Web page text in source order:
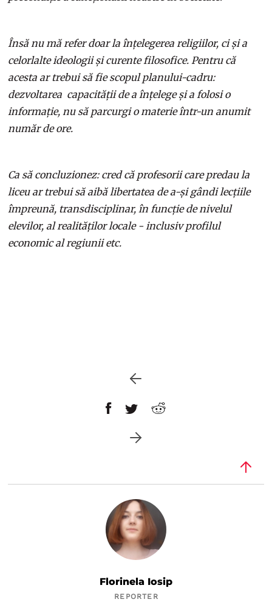
Însă nu mă refer doar la înțelegerea religiilor, ci și a
celorlalte ideologii și curente filosofice. Pentru că
acesta ar trebui să fie scopul planului-cadru:
dezvoltarea capacității de a înțelege și a folosi o
informație, nu să parcurgi o materie într-un anumit
număr de ore.
Ca să concluzionez: cred că profesorii care predau la
liceu ar trebui să aibă libertatea de a-și gândi lecțiile
împreună, transdisciplinar, în funcție de nivelul
elevilor, al realităților locale - inclusiv profilul
economic al regiunii etc.
Florinela Iosip
REPORTER